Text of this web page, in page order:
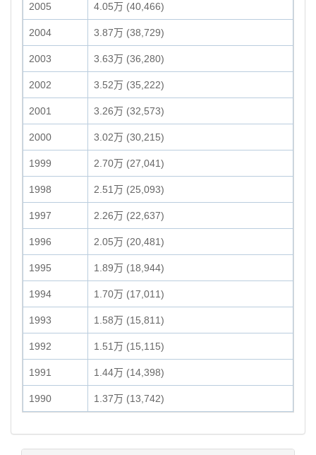
2005 4.05万 (40,466)
2004 3.87万 (38,729)
2003 3.63万 (36,280)
2002 3.52万 (35,222)
2001 3.26万 (32,573)
2000 3.02万 (30,215)
1999 2.70万 (27,041)
1998 2.51万 (25,093)
1997 2.26万 (22,637)
1996 2.05万 (20,481)
1995 1.89万 (18,944)
1994 1.70万 (17,011)
1993 1.58万 (15,811)
1992 1.51万 (15,115)
1991 1.44万 (14,398)
1990 1.37万 (13,742)